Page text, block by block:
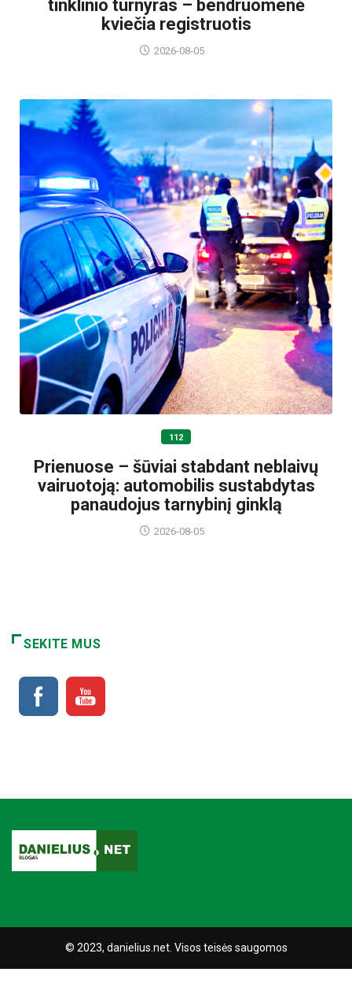
tinklinio turnyras – bendruomenė
kviečia registruotis
2026-08-05
112
Prienuose – šūviai stabdant neblaivų
vairuotoją: automobilis sustabdytas
panaudojus tarnybinį ginklą
2026-08-05
SEKITE MUS
© 2023, danielius.net. Visos teisės saugomos